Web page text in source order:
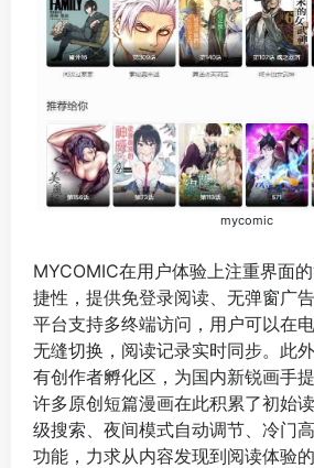
mycomic
MYCOMIC在用户体验上注重界面
捷性，提供免登录阅读、无弹窗广
平台支持多终端访问，用户可以在
无缝切换，阅读记录实时同步。此
有创作者孵化区，为国内新锐画手
许多原创短篇漫画在此积累了初始
级搜索、夜间模式自动调节、冷门
功能，力求从内容发现到阅读体验